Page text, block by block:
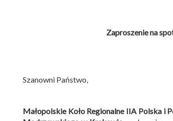
Zaproszenie na
Szanowni Państwo,
Małopolskie Koło Regionalne IIA Polska i